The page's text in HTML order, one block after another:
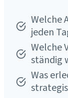
Welche
jeden
Welche
ständig
Was